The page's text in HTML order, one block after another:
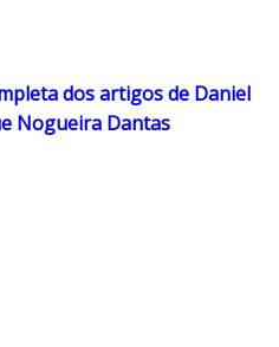
dos artigos de Daniel
Nogueira Dantas